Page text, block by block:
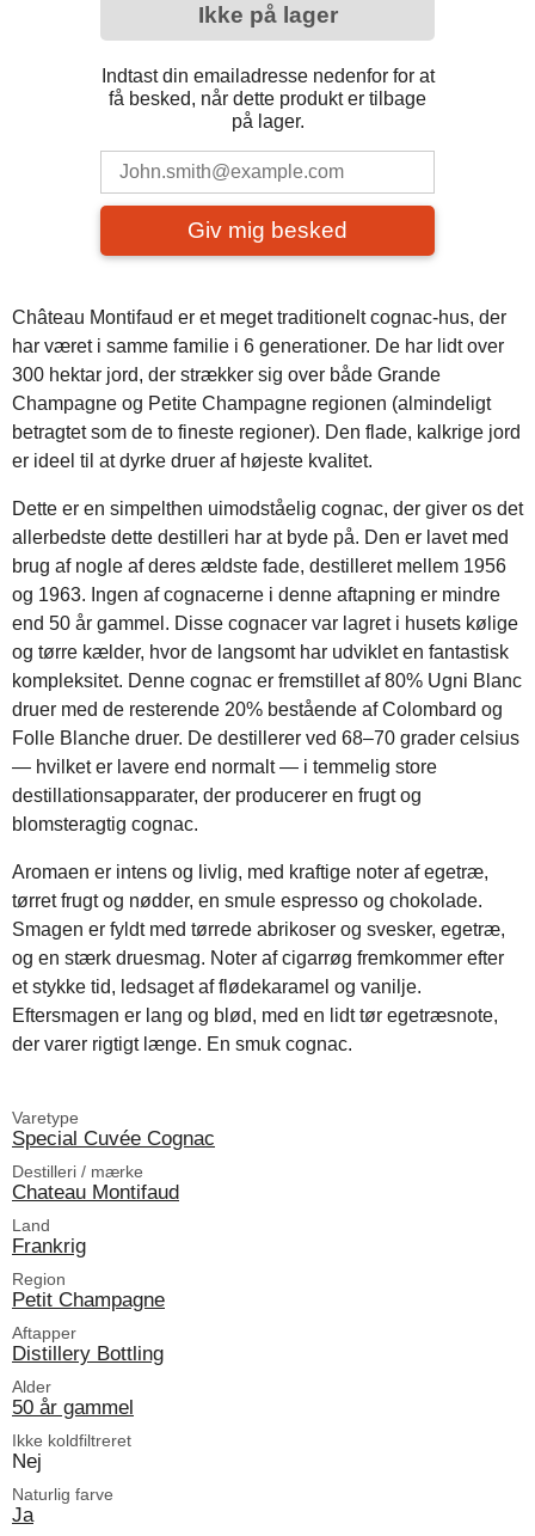
Ikke på lager
Indtast din emailadresse nedenfor for at
få besked, når dette produkt er tilbage
på lager.
Giv mig besked
Château Montifaud er et meget traditionelt cognac-hus, der
har været i samme familie i 6 generationer. De har lidt over
300 hektar jord, der strækker sig over både Grande
Champagne og Petite Champagne regionen (almindeligt
betragtet som de to fineste regioner). Den flade, kalkrige jord
er ideel til at dyrke druer af højeste kvalitet.
Dette er en simpelthen uimodståelig cognac, der giver os det
allerbedste dette destilleri har at byde på. Den er lavet med
brug af nogle af deres ældste fade, destilleret mellem 1956
og 1963. Ingen af cognacerne i denne aftapning er mindre
end 50 år gammel. Disse cognacer var lagret i husets kølige
og tørre kælder, hvor de langsomt har udviklet en fantastisk
kompleksitet. Denne cognac er fremstillet af 80% Ugni Blanc
druer med de resterende 20% bestående af Colombard og
Folle Blanche druer. De destillerer ved 68–70 grader celsius
— hvilket er lavere end normalt — i temmelig store
destillationsapparater, der producerer en frugt og
blomsteragtig cognac.
Aromaen er intens og livlig, med kraftige noter af egetræ,
tørret frugt og nødder, en smule espresso og chokolade.
Smagen er fyldt med tørrede abrikoser og svesker, egetræ,
og en stærk druesmag. Noter af cigarrøg fremkommer efter
et stykke tid, ledsaget af flødekaramel og vanilje.
Eftersmagen er lang og blød, med en lidt tør egetræsnote,
der varer rigtigt længe. En smuk cognac.
Varetype
Special Cuvée Cognac
Destilleri / mærke
Chateau Montifaud
Land
Frankrig
Region
Petit Champagne
Aftapper
Distillery Bottling
Alder
50 år gammel
Ikke koldfiltreret
Nej
Naturlig farve
Ja